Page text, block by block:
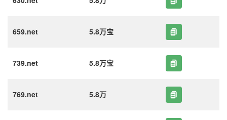
659.net 5.8万宝
739.net 5.8万宝
769.net 5.8万